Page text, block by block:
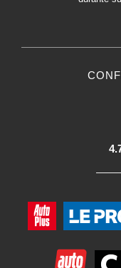
garantizar unos resultados
La aplicación de Pintura
se indican los pasos
Asegúrese de que la
2. Protección :
Proteja las zonas
3. Lijado (si es necesario):